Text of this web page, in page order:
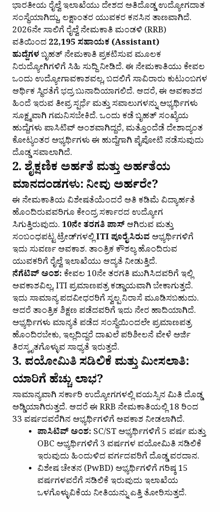
ಭಾರತೀಯ ರೈಲ್ವೆ ಇಲಾಖೆಯು ದೇಶದ ಅತಿದೊಡ್ಡ ಉದ್ಯೋಗದಾತ
ಸಂಸ್ಥೆಯಾಗಿದ್ದು, ಲಕ್ಷಾಂತರ ಯುವಕರ ಕನಸಿನ ತಾಣವಾಗಿದೆ.
2026ನೇ ಸಾಲಿಗೆ ರೈಲ್ವೆ ನೇಮಕಾತಿ ಮಂಡಳಿ (RRB)
ವತಿಯಿಂದ 22,195 ಸಹಾಯಕ (Assistant)
ಹುದ್ದೆಗಳಬೃಹತ್ ನೇಮಕಾತಿ ಪ್ರಕಟಿಸುವ ಮೂಲಕ
ನಿರುದ್ಯೋಗಿಗಳಿಗೆ ಸಿಹಿ ಸುದ್ದಿ ನೀಡಿದೆ. ಈ ನೇಮಕಾತಿಯು ಕೇವಲ
ಒಂದು ಉದ್ಯೋಗಾವಕಾಶವಲ್ಲ, ಬದಲಿಗೆ ಸಾವಿರಾರು ಕುಟುಂಬಗಳ
ಆರ್ಥಿಕ ಸ್ಥಿರತೆಗೆ ಭದ್ರ ಬುನಾದಿಯಾಗಲಿದೆ. ಆದರೆ, ಈ ಅವಕಾಶದ
ಹಿಂದೆ ಇರುವ ತೀವ್ರ ಸ್ಪರ್ಧೆ ಮತ್ತು ಸವಾಲುಗಳನ್ನು ಅಭ್ಯರ್ಥಿಗಳು
ಸೂಕ್ಷ್ಮವಾಗಿ ಗಮನಿಸಬೇಕಿದೆ. ಒಂದು ಕಡೆ ಬೃಹತ್ ಸಂಖ್ಯೆಯ
ಹುದ್ದೆಗಳು ಪಾಸಿಟಿವ್ ಅಂಶವಾಗಿದ್ದರೆ, ಮತ್ತೊಂದೆಡೆ ದೇಶಾದ್ಯಂತ
ಕೋಟ್ಯಂತರ ಅಭ್ಯರ್ಥಿಗಳು ಈ ಹುದ್ದೆಗಾಗಿ ಪೈಪೋಟಿ ನಡೆಸುವುದು
ದೊಡ್ಡ ಸವಾಲಾಗಿದೆ.
2. ಶೈಕ್ಷಣಿಕ ಅರ್ಹತೆ ಮತ್ತು ಅರ್ಹತೆಯ
ಮಾನದಂಡಗಳು: ನೀವು ಅರ್ಹರೇ?
ಈ ನೇಮಕಾತಿಯ ವಿಶೇಷತೆಯೆಂದರೆ ಅತಿ ಕಡಿಮೆ ವಿದ್ಯಾರ್ಹತೆ
ಹೊಂದಿರುವವರಿಗೂ ಕೇಂದ್ರ ಸರ್ಕಾರದ ಉದ್ಯೋಗ
ಸಿಗುತ್ತಿರುವುದು. 10ನೇ ತರಗತಿ ಪಾಸ್ಆಗಿರುವ ಮತ್ತು
ಸಂಬಂಧಪಟ್ಟ ಟ್ರೇಡ್‌ಗಳಲ್ಲಿITI ಪೂರೈಸಿರುವ ಅಭ್ಯರ್ಥಿಗಳಿಗೆ
ಇದು ಸುವರ್ಣ ಅವಕಾಶ. ತಾಂತ್ರಿಕ ಕೌಶಲ್ಯ ಹೊಂದಿರುವ
ಯುವಕರಿಗೆ ರೈಲ್ವೆ ಇಲಾಖೆಯು ಆದ್ಯತೆ ನೀಡುತ್ತಿದೆ.
ನೆಗೆಟಿವ್ ಅಂಶ: ಕೇವಲ 10ನೇ ತರಗತಿ ಮುಗಿಸಿದವರಿಗೆ ಇಲ್ಲಿ
ಅವಕಾಶವಿಲ್ಲ, ITI ಪ್ರಮಾಣಪತ್ರ ಕಡ್ಡಾಯವಾಗಿ ಬೇಕಾಗುತ್ತದೆ.
ಇದು ಸಾಮಾನ್ಯ ಪದವೀಧರರಿಗೆ ಸ್ವಲ್ಪ ನಿರಾಸೆ ಮೂಡಿಸಬಹುದು.
ಆದರೆ ತಾಂತ್ರಿಕ ಶಿಕ್ಷಣ ಪಡೆದವರಿಗೆ ಇದು ನೇರ ಹಾದಿಯಾಗಿದೆ.
ಅಭ್ಯರ್ಥಿಗಳು ಮಾನ್ಯತೆ ಪಡೆದ ಸಂಸ್ಥೆಯಿಂದಲೇ ಪ್ರಮಾಣಪತ್ರ
ಹೊಂದಿರಬೇಕು, ಇಲ್ಲದಿದ್ದರೆ ದಾಖಲೆ ಪರಿಶೀಲನೆ ವೇಳೆ ಅರ್ಜಿ
ತಿರಸ್ಕೃತಗೊಳ್ಳುವ ಸಾಧ್ಯತೆ ಇರುತ್ತದೆ.
3. ವಯೋಮಿತಿ ಸಡಿಲಿಕೆ ಮತ್ತು ಮೀಸಲಾತಿ:
ಯಾರಿಗೆ ಹೆಚ್ಚು ಲಾಭ?
ಸಾಮಾನ್ಯವಾಗಿ ಸರ್ಕಾರಿ ಉದ್ಯೋಗಗಳಲ್ಲಿ ವಯಸ್ಸಿನ ಮಿತಿ ದೊಡ್ಡ
ಅಡ್ಡಿಯಾಗಿರುತ್ತದೆ. ಆದರೆ ಈ RRB ನೇಮಕಾತಿಯಲ್ಲಿ 18 ರಿಂದ
33 ವರ್ಷದವರೆಗಿನ ಅಭ್ಯರ್ಥಿಗಳಿಗೆ ಅವಕಾಶ ನೀಡಲಾಗಿದೆ.
ಪಾಸಿಟಿವ್ ಅಂಶ: SC/ST ಅಭ್ಯರ್ಥಿಗಳಿಗೆ 5 ವರ್ಷ ಮತ್ತು
OBC ಅಭ್ಯರ್ಥಿಗಳಿಗೆ 3 ವರ್ಷಗಳ ವಯೋಮಿತಿ ಸಡಿಲಿಕೆ
ಇರುವುದು ಹಿಂದುಳಿದ ವರ್ಗದವರಿಗೆ ದೊಡ್ಡ ವರದಾನ.
ವಿಶೇಷ ಚೇತನ (PwBD) ಅಭ್ಯರ್ಥಿಗಳಿಗೆ ಗರಿಷ್ಠ 15
ವರ್ಷಗಳವರೆಗೆ ಸಡಿಲಿಕೆ ಇರುವುದು ಇಲಾಖೆಯ
ಒಳಗೊಳ್ಳುವಿಕೆಯ ನೀತಿಯನ್ನು ಎತ್ತಿ ತೋರಿಸುತ್ತದೆ.